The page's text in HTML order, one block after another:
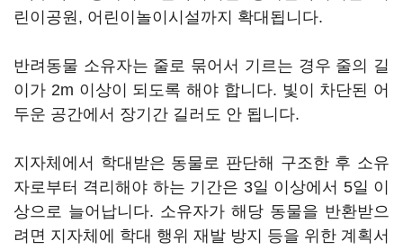
린이공원, 어린이놀이시설까지 확대됩니다.
반려동물 소유자는 줄로 묶어서 기르는 경우 줄의 길
이가 2m 이상이 되도록 해야 합니다. 빛이 차단된 어
두운 공간에서 장기간 길러도 안 됩니다.
지자체에서 학대받은 동물로 판단해 구조한 후 소유
자로부터 격리해야 하는 기간은 3일 이상에서 5일 이
상으로 늘어납니다. 소유자가 해당 동물을 반환받으
려면 지자체에 학대 행위 재발 방지 등을 위한 계획서